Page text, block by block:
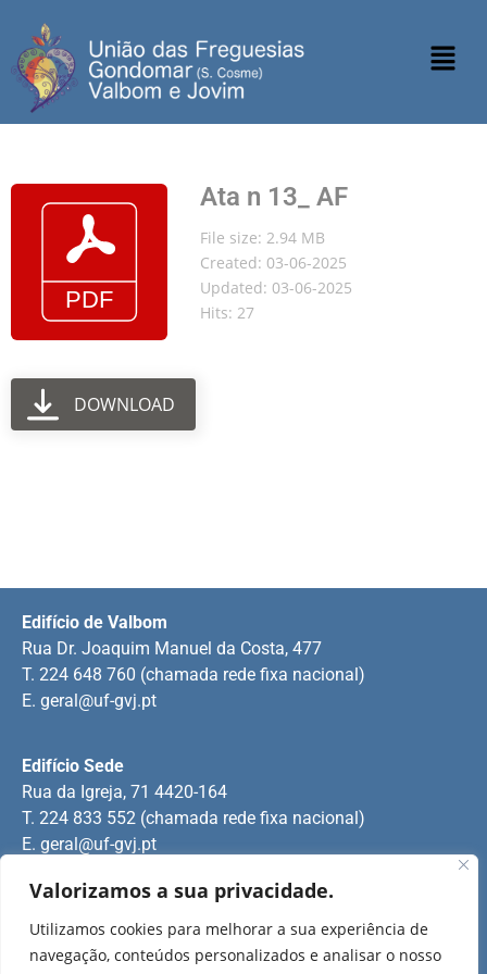
Valorizamos a sua privacidade.
Utilizamos cookies para melhorar a sua experiência de
navegação, conteúdos personalizados e analisar o nosso
Ata n 13_ AF
File size: 2.94 MB
Created: 03-06-2025
Updated: 03-06-2025
Hits: 27
DOWNLOAD
Rua Manuel Pinto Martins
T. 224 509 703 (chamada rede fixa nacional)
Edifício Sede
Rua da Igreja, 71 4420-164
T. 224 833 552 (chamada rede fixa nacional)
E. geral@uf-gvj.pt
Edifício de Valbom
Rua Dr. Joaquim Manuel da Costa, 477
T. 224 648 760 (chamada rede fixa nacional)
E. geral@uf-gvj.pt